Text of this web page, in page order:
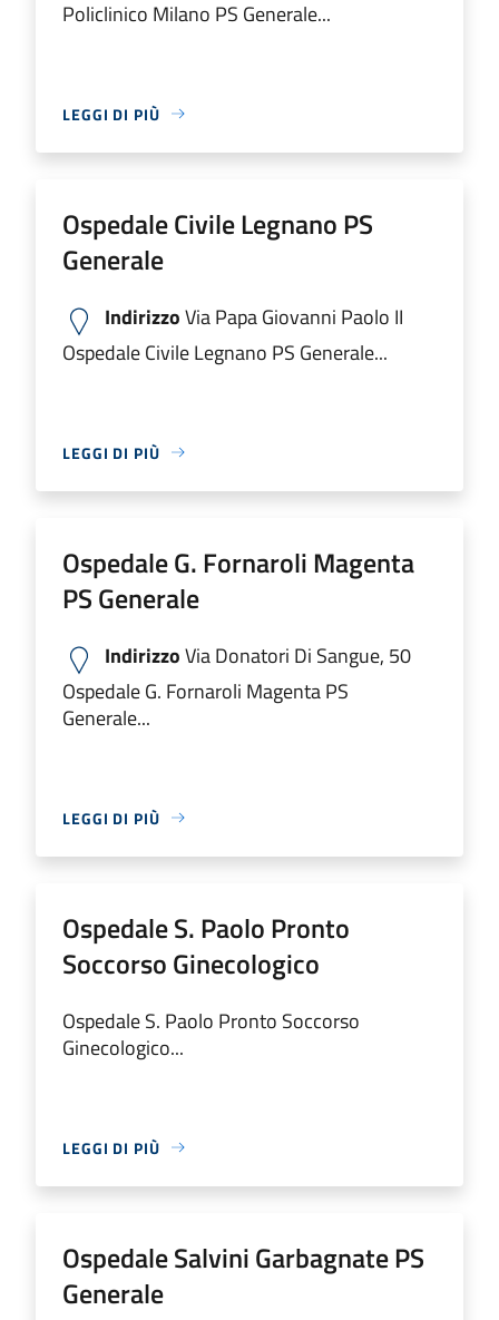
Policlinico Milano PS Generale...
LEGGI DI PIÙ
Ospedale Civile Legnano PS
Generale
IndirizzoVia Papa Giovanni Paolo II
Ospedale Civile Legnano PS Generale...
LEGGI DI PIÙ
Ospedale G. Fornaroli Magenta
PS Generale
IndirizzoVia Donatori Di Sangue, 50
Ospedale G. Fornaroli Magenta PS
Generale...
LEGGI DI PIÙ
Ospedale S. Paolo Pronto
Soccorso Ginecologico
Ospedale S. Paolo Pronto Soccorso
Ginecologico...
LEGGI DI PIÙ
Ospedale Salvini Garbagnate PS
Generale